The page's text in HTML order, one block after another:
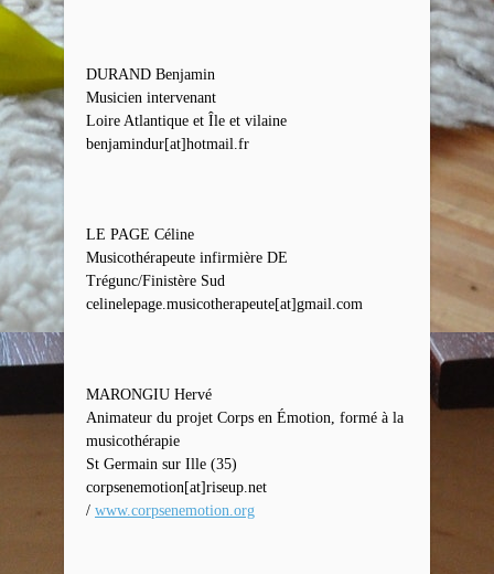
DURAND Benjamin
Musicien intervenant
Loire Atlantique et Île et vilaine
benjamindur[at]hotmail.fr
LE PAGE Céline
Musicothérapeute infirmière DE
Trégunc/Finistère Sud
celinelepage.musicotherapeute[at]gmail.com
MARONGIU Hervé
Animateur du projet Corps en Émotion, formé à la
musicothérapie
St Germain sur Ille (35)
corpsenemotion[at]riseup.net
/ www.corpsenemotion.org